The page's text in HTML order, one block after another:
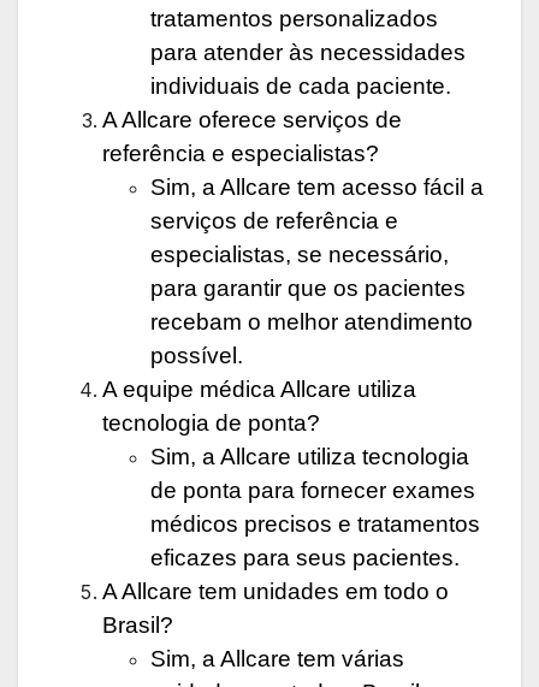
tratamentos personalizados
para atender às necessidades
individuais de cada paciente.
A Allcare oferece serviços de
referência e especialistas?
Sim, a Allcare tem acesso fácil a
serviços de referência e
especialistas, se necessário,
para garantir que os pacientes
recebam o melhor atendimento
possível.
A equipe médica Allcare utiliza
tecnologia de ponta?
Sim, a Allcare utiliza tecnologia
de ponta para fornecer exames
médicos precisos e tratamentos
eficazes para seus pacientes.
A Allcare tem unidades em todo o
Brasil?
Sim, a Allcare tem várias